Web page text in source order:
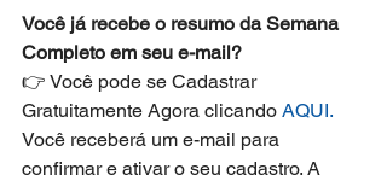
Você já recebe o resumo da Semana
Completo em seu e-mail?
👉 Você pode se Cadastrar
Gratuitamente Agora clicando AQUI.
Você receberá um e-mail para
confirmar e ativar o seu cadastro. A